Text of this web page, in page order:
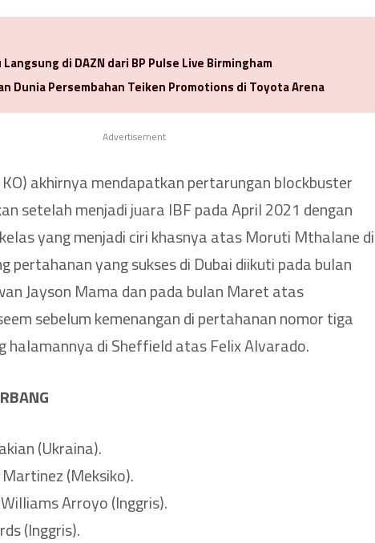
di DAZN dari BP Pulse Live Birmingham
Dunia Persembahan Teiken Promotions di Toyota Arena
Advertisement
akhirnya mendapatkan pertarungan blockbuster
setelah menjadi juara IBF pada April 2021 dengan
yang menjadi ciri khasnya atas Moruti Mthalane di
pertahanan yang sukses di Dubai diikuti pada bulan
Jayson Mama dan pada bulan Maret atas
sebelum kemenangan di pertahanan nomor tiga
halamannya di Sheffield atas Felix Alvarado.
(Ukraina).
(Meksiko).
Arroyo (Inggris).
(Inggris).